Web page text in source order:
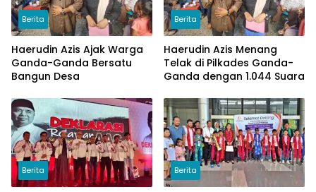
Berita
Haerudin Azis Ajak Warga
Ganda-Ganda Bersatu
Bangun Desa
Berita
Haerudin Azis Menang
Telak di Pilkades Ganda-
Ganda dengan 1.044 Suara
Berita Berita